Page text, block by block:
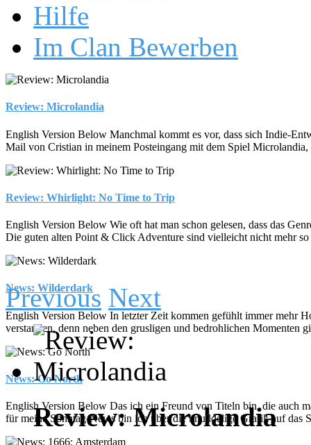
Hilfe
Im Clan Bewerben
Review: Microlandia
English Version Below Manchmal kommt es vor, dass sich Indie-
Mail von Cristian in meinem Posteingang mit dem Spiel
Review: Whirlight: No Time to Trip
English Version Below Wie oft hat man schon gelesen, dass das
Die guten alten Point & Click Adventure sind vielleicht nicht mehr so
News: Wilderdark
English Version Below In letzter Zeit kommen gefühlt immer mehr
verstanden, denn neben den grusligen und bedrohlichen Momenten
News: Go North
English Version Below Das ich ein Freund von Titeln bin, die auch
für meine Sonntag-News bin ich über die knuddelige Grafik auf das
Previous Next
Review: Microlandia